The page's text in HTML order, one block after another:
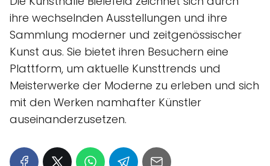
ihre wechselnden Ausstellungen und ihre
Sammlung moderner und zeitgenössischer
Kunst aus. Sie bietet ihren Besuchern eine
Plattform, um aktuelle Kunsttrends und
Meisterwerke der Moderne zu erleben und sich
mit den Werken namhafter Künstler
auseinanderzusetzen.